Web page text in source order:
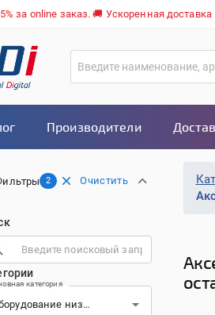
за online заказ. 🚚 Ускоренная
Производители
2 Очистить
категория